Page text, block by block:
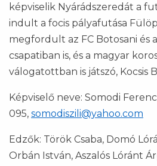
képviselik Nyárádszeredát a
indult a focis pályafutása
megfordult az FC Botosani és
csapatiban is, és a magyar
válogatottban is játszó, Kocsis
Képviselő neve: Somodi
095, somodiszili@yahoo.com
Edzők: Török Csaba, Domó
Orbán István, Aszalós Lóránt